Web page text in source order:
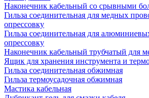
Наконечник кабельный со срывными
Гильза соединительная для медных
опрессовку
Гильза соединительная для
опрессовку
Наконечник кабельный трубчатый для
Ящик для хранения инструмента и
Гильза соединительная обжимная
Гильза термоусадочная обжимная
Мастика кабельная